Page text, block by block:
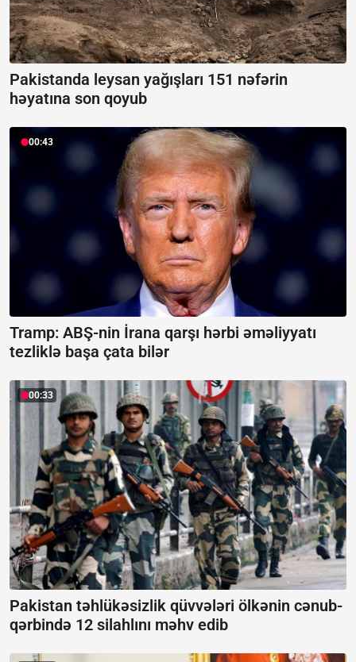
Pakistanda leysan yağışları 151 nəfərin
həyatına son qoyub
00:43
Tramp: ABŞ-nin İrana qarşı hərbi əməliyyatı
tezliklə başa çata bilər
00:33
Pakistan təhlükəsizlik qüvvələri ölkənin cənub-
qərbində 12 silahlını məhv edib